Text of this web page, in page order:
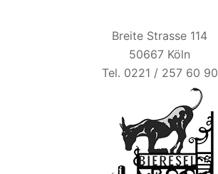
Breite Strasse 114
50667 Köln
Tel. 0221 / 257 60 90